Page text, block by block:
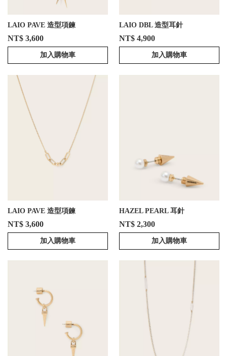
LAIO PAVE 造型項鍊
NT$ 3,600
加入購物車
LAIO DBL 造型耳針
NT$ 4,900
加入購物車
LAIO PAVE 造型項鍊
NT$ 3,600
加入購物車
HAZEL PEARL 耳針
NT$ 2,300
加入購物車